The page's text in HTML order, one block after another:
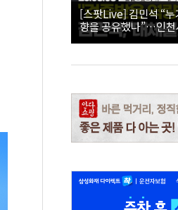
[스팟Live] 김민석 “누
향을 공유했나”…인천
26.08.08 더불어민주당